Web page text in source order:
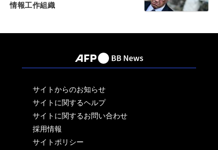
情報工作組織
サイトからのお知らせ
サイトに関するヘルプ
サイトに関するお問い合わせ
採用情報
サイトポリシー